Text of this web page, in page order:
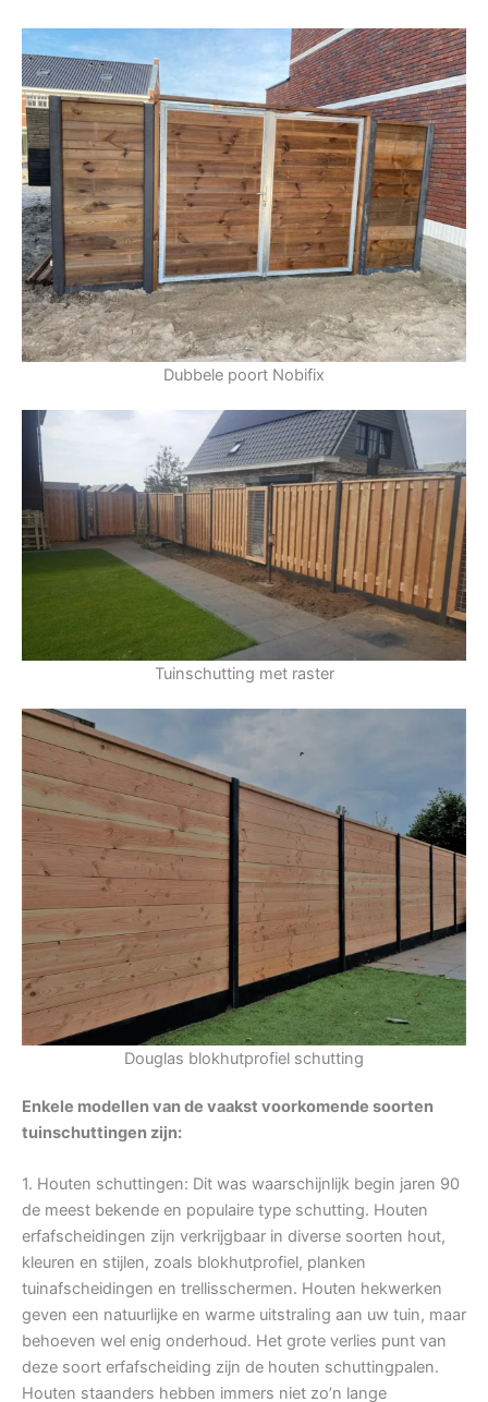
Dubbele poort Nobifix
Tuinschutting met raster
Douglas blokhutprofiel schutting
Enkele modellen van de vaakst voorkomende soorten
tuinschuttingen zijn:
1. Houten schuttingen: Dit was waarschijnlijk begin jaren 90
de meest bekende en populaire type schutting. Houten
erfafscheidingen zijn verkrijgbaar in diverse soorten hout,
kleuren en stijlen, zoals blokhutprofiel, planken
tuinafscheidingen en trellisschermen. Houten hekwerken
geven een natuurlijke en warme uitstraling aan uw tuin, maar
behoeven wel enig onderhoud. Het grote verlies punt van
deze soort erfafscheiding zijn de houten schuttingpalen.
Houten staanders hebben immers niet zo’n lange